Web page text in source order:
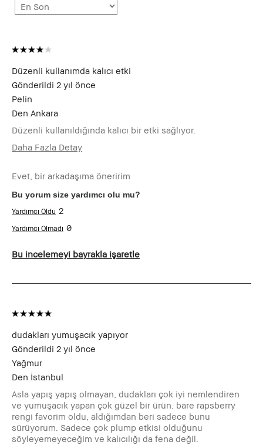
Düzenli kullanımda kalıcı etki
Gönderildi 2 yıl önce
Pelin
Den Ankara
Düzenli kullanıldığında kalıcı bir etki sağlıyor.
Daha Fazla Detay
Yaşındasınız?
Faydaları
HİSSETTİRİR
Evet, bir arkadaşıma öneririm
Bu yorum size yardımcı olu mu?
2
0
Bu incelemeyi bayrakla işaretle
dudakları yumuşacık yapıyor
Gönderildi 2 yıl önce
Yağmur
Den İstanbul
Asla yapış yapış olmayan, dudakları çok iyi nemlendiren
ve yumuşacık yapan çok güzel bir ürün. bare rapsberry
rengi favorim oldu, aldığımdan beri sadece bunu
sürüyorum. Sadece çok plump etkisi olduğunu
söyleyemeyeceğim ve kalıcılığı da fena değil.